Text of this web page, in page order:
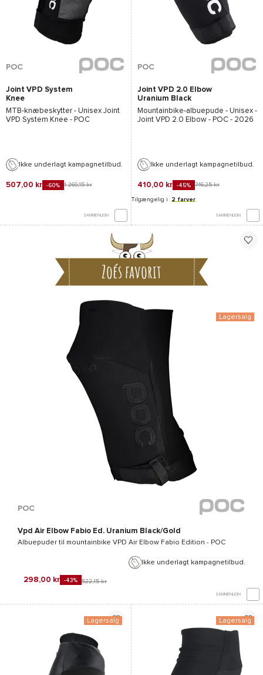
POC
Joint VPD System
Knee
MTB-knæbeskytter - Unisex Joint
VPD System Knee - POC
Ikke underlagt kampagnetilbud.
507,00 kr -60% 1 269,15 kr
SAMMENLIGN
POC
Joint VPD 2.0 Elbow
Uranium Black
Mountainbike-albuepude - Unisex -
Joint VPD 2.0 Elbow - POC - 2026
Ikke underlagt kampagnetilbud.
410,00 kr -45% 746,25 kr
Tilgængelig i 2 farver
SAMMENLIGN
Zoés favorit
Lagersalg
POC
Vpd Air Elbow Fabio Ed. Uranium Black/Gold
Albuepuder til mountainbike VPD Air Elbow Fabio Edition - POC
Ikke underlagt kampagnetilbud.
298,00 kr -43% 522,15 kr
SAMMENLIGN
Lagersalg Lagersalg